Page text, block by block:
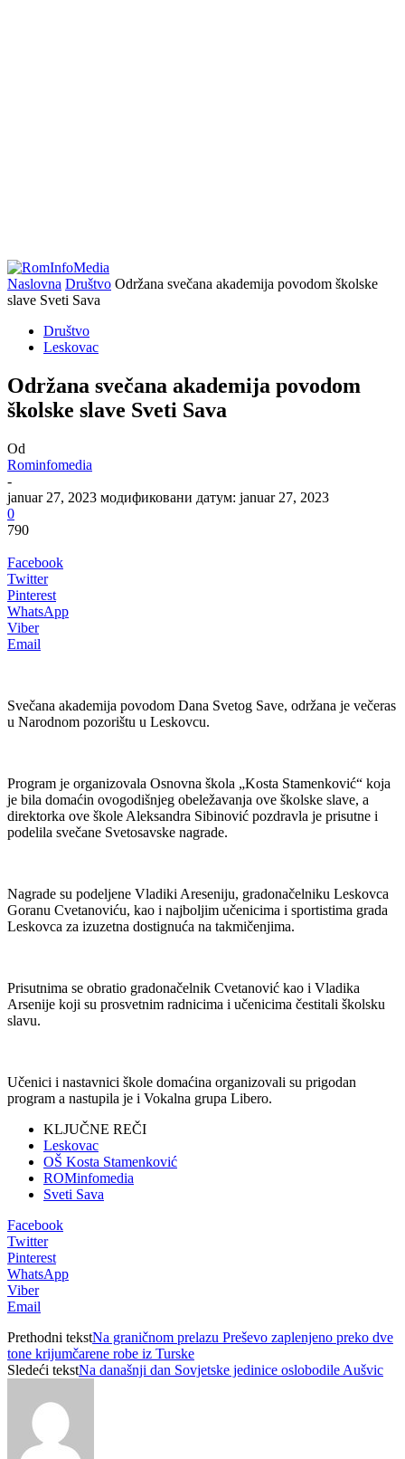
Naslovna Društvo Održana svečana akademija povodom školske
slave Sveti Sava
Društvo
Leskovac
Održana svečana akademija povodom
školske slave Sveti Sava
Od
Rominfomedia
-
januar 27, 2023 модификовани датум: januar 27, 2023
0
790
Facebook
Twitter
Pinterest
WhatsApp
Viber
Email
Svečana akademija povodom Dana Svetog Save, održana je večeras
u Narodnom pozorištu u Leskovcu.
Program je organizovala Osnovna škola „Kosta Stamenković“ koja
je bila domaćin ovogodišnjeg obeležavanja ove školske slave, a
direktorka ove škole Aleksandra Sibinović pozdravla je prisutne i
podelila svečane Svetosavske nagrade.
Nagrade su podeljene Vladiki Areseniju, gradonačelniku Leskovca
Goranu Cvetanoviću, kao i najboljim učenicima i sportistima grada
Leskovca za izuzetna dostignuća na takmičenjima.
Prisutnima se obratio gradonačelnik Cvetanović kao i Vladika
Arsenije koji su prosvetnim radnicima i učenicima čestitali školsku
slavu.
Učenici i nastavnici škole domaćina organizovali su prigodan
program a nastupila je i Vokalna grupa Libero.
KLJUČNE REČI
Leskovac
OŠ Kosta Stamenković
ROMinfomedia
Sveti Sava
Facebook
Twitter
Pinterest
WhatsApp
Viber
Email
Prethodni tekstNa graničnom prelazu Preševo zaplenjeno preko dve
tone krijumčarene robe iz Turske
Sledeći tekstNa današnji dan Sovjetske jedinice oslobodile Aušvic